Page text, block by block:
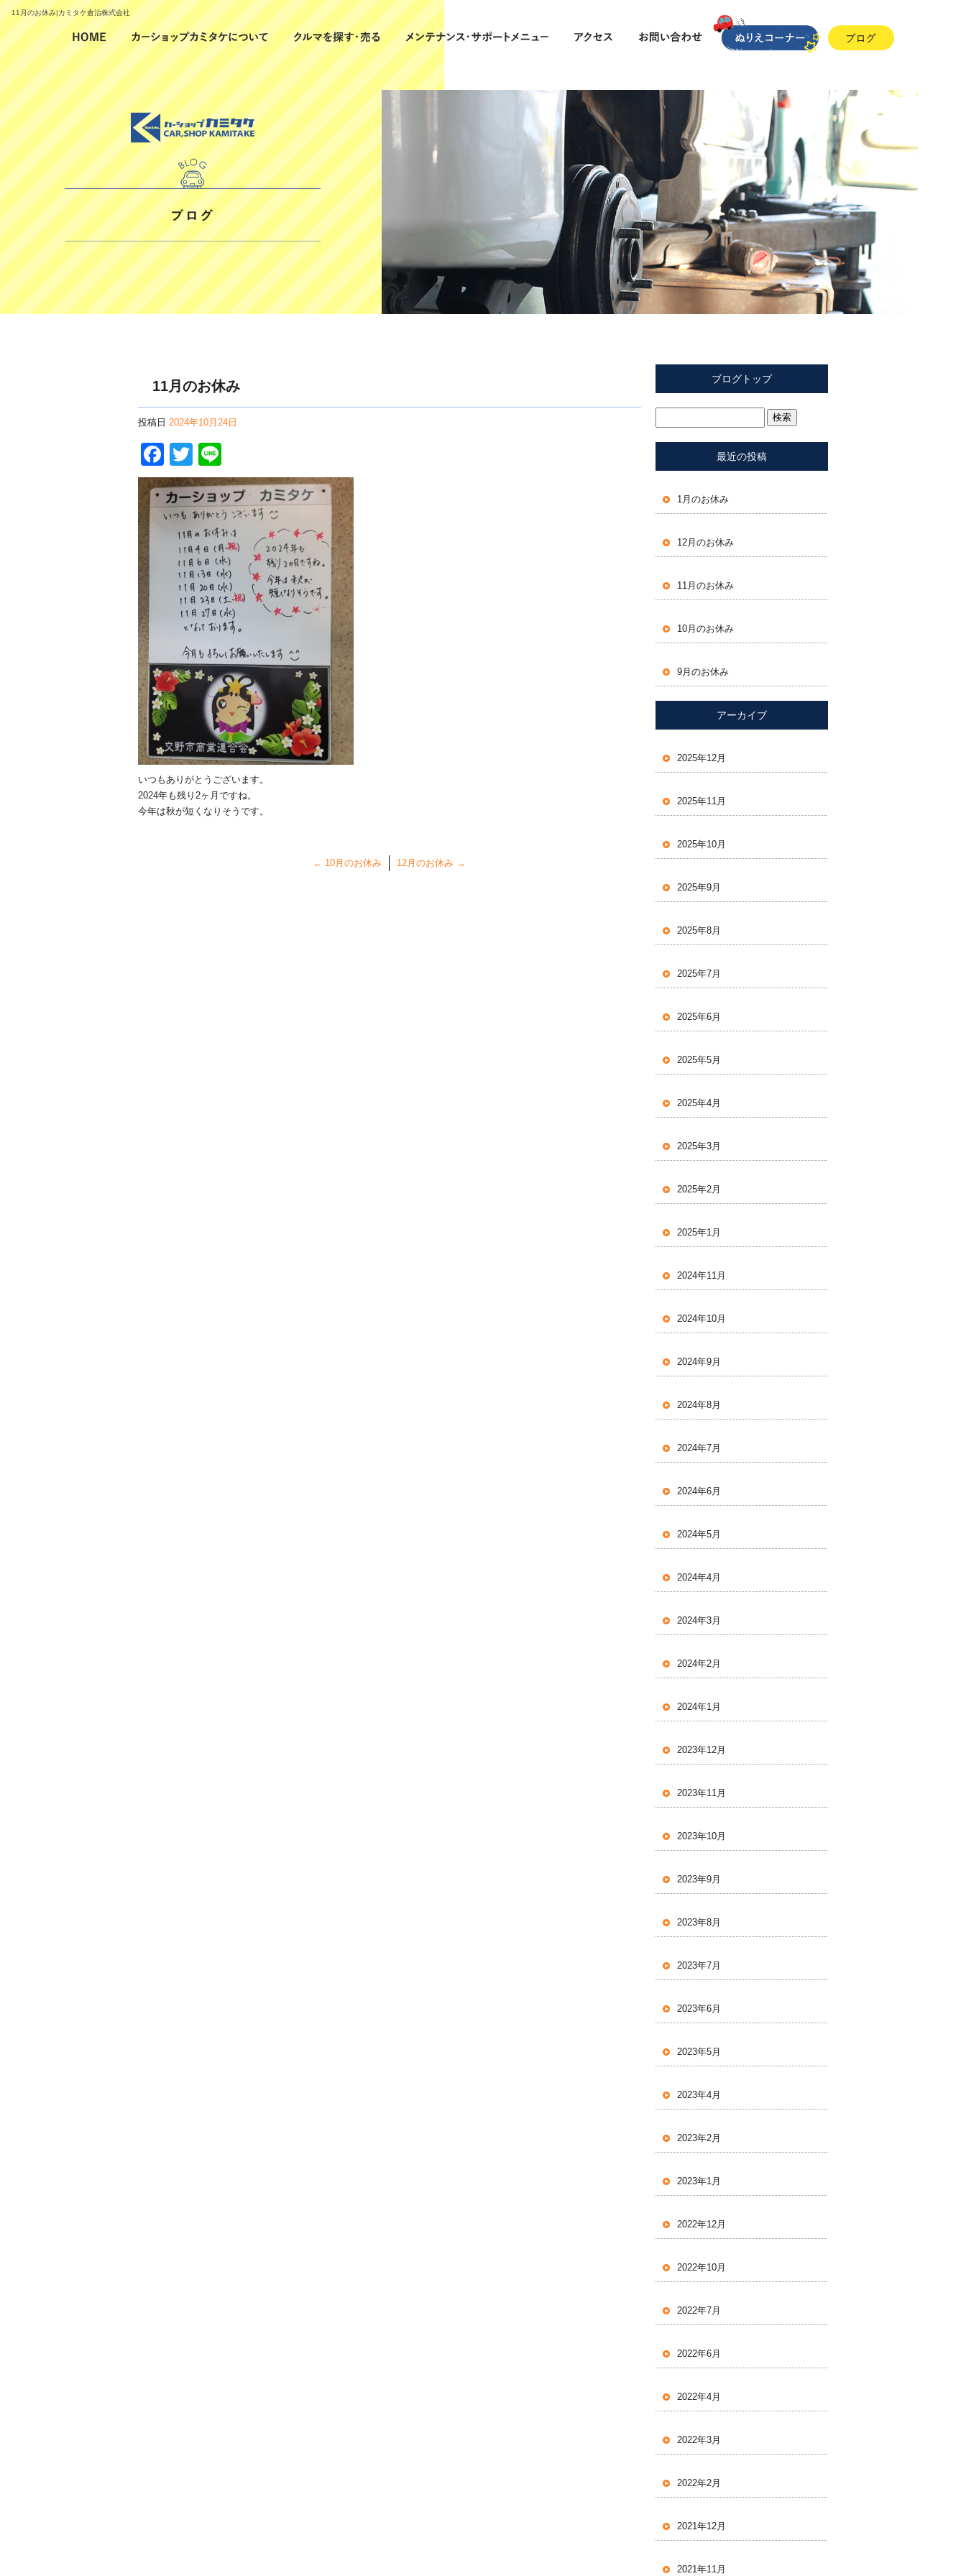
11月のお休み|カミタケ倉治株式会社
11月のお休み
投稿日 2024年10月24日
Facebook
Twitter
いつもありがとうございます。
2024年も残り2ヶ月ですね。
今年は秋が短くなりそうです。
← 10月のお休み 12月のお休み →
ブログトップ
最近の投稿
1月のお休み
12月のお休み
11月のお休み
10月のお休み
9月のお休み
アーカイブ
2025年12月
2025年11月
2025年10月
2025年9月
2025年8月
2025年7月
2025年6月
2025年5月
2025年4月
2025年3月
2025年2月
2025年1月
2024年11月
2024年10月
2024年9月
2024年8月
2024年7月
2024年6月
2024年5月
2024年4月
2024年3月
2024年2月
2024年1月
2023年12月
2023年11月
2023年10月
2023年9月
2023年8月
2023年7月
2023年6月
2023年5月
2023年4月
2023年2月
2023年1月
2022年12月
2022年10月
2022年7月
2022年6月
2022年4月
2022年3月
2022年2月
2021年12月
2021年11月